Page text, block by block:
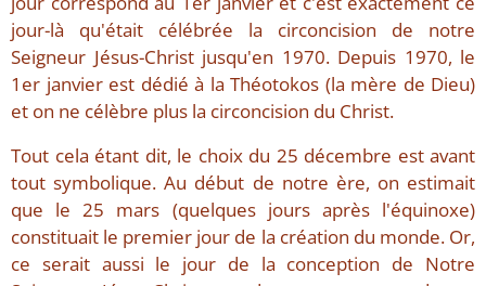
jour-là qu'était célébrée la circoncision de notre
Seigneur Jésus-Christ jusqu'en 1970. Depuis 1970, le
1er janvier est dédié à la Théotokos (la mère de Dieu)
et on ne célèbre plus la circoncision du Christ.
Tout cela étant dit, le choix du 25 décembre est avant
tout symbolique. Au début de notre ère, on estimait
que le 25 mars (quelques jours après l'équinoxe)
constituait le premier jour de la création du monde. Or,
ce serait aussi le jour de la conception de Notre